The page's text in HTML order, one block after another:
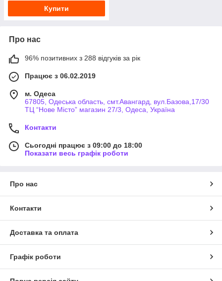
Купити
Про нас
96% позитивних з 288 відгуків за рік
Працює з 06.02.2019
м. Одеса
67805, Одеська область, смт.Авангард, вул.Базова,17/30
ТЦ “Нове Місто” магазин 27/3, Одеса, Україна
Контакти
Сьогодні працює з 09:00 до 18:00
Показати весь графік роботи
Про нас
Контакти
Доставка та оплата
Графік роботи